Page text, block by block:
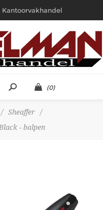
(0)
/ Sheaffer
/
- balpen